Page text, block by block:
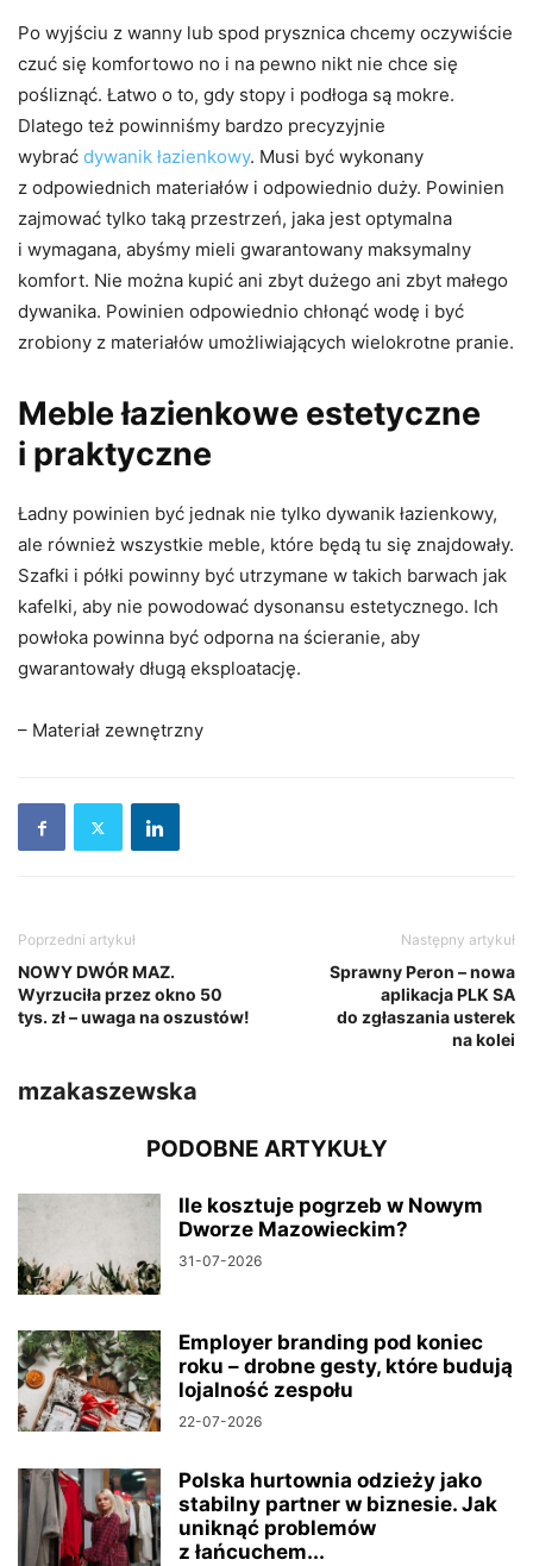
Po wyjściu z wanny lub spod prysznica chcemy oczywiście
czuć się komfortowo no i na pewno nikt nie chce się
pośliznąć. Łatwo o to, gdy stopy i podłoga są mokre.
Dlatego też powinniśmy bardzo precyzyjnie
wybrać dywanik łazienkowy. Musi być wykonany
z odpowiednich materiałów i odpowiednio duży. Powinien
zajmować tylko taką przestrzeń, jaka jest optymalna
i wymagana, abyśmy mieli gwarantowany maksymalny
komfort. Nie można kupić ani zbyt dużego ani zbyt małego
dywanika. Powinien odpowiednio chłonąć wodę i być
zrobiony z materiałów umożliwiających wielokrotne pranie.
Meble łazienkowe estetyczne
i praktyczne
Ładny powinien być jednak nie tylko dywanik łazienkowy,
ale również wszystkie meble, które będą tu się znajdowały.
Szafki i półki powinny być utrzymane w takich barwach jak
kafelki, aby nie powodować dysonansu estetycznego. Ich
powłoka powinna być odporna na ścieranie, aby
gwarantowały długą eksploatację.
– Materiał zewnętrzny
Poprzedni artykuł
NOWY DWÓR MAZ.
Wyrzuciła przez okno 50
tys. zł – uwaga na oszustów!
Następny artykuł
Sprawny Peron – nowa
aplikacja PLK SA
do zgłaszania usterek
na kolei
mzakaszewska
PODOBNE ARTYKUŁY
Ile kosztuje pogrzeb w Nowym
Dworze Mazowieckim?
31-07-2026
Employer branding pod koniec
roku – drobne gesty, które budują
lojalność zespołu
22-07-2026
Polska hurtownia odzieży jako
stabilny partner w biznesie. Jak
uniknąć problemów
z łańcuchem...